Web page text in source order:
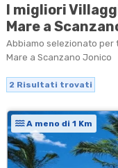
I migliori
Mare a
Abbiamo selezionato per
Mare a Scanzano Jonico
2 Risultati trovati
A meno di 1 Km